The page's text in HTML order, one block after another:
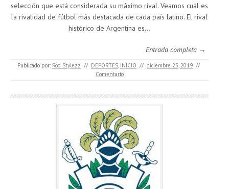
selección que está considerada su máximo rival. Veamos cuál es
la rivalidad de fútbol más destacada de cada país latino. El rival
histórico de Argentina es…
Entrada completa →
Publicado por: Rod Stylezz // DEPORTES, INICIO // diciembre 25, 2019 //
Comentario